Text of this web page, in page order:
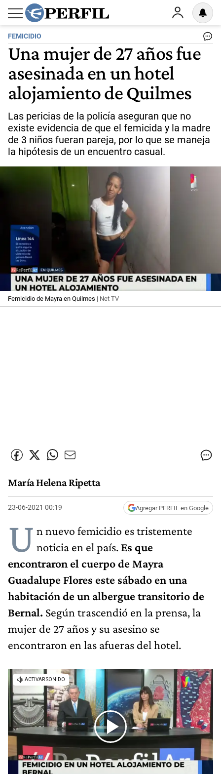
FEMICIDIO
Una mujer de 27 años fue
asesinada en un hotel
alojamiento de Quilmes
Las pericias de la policía aseguran que no
existe evidencia de que el femicida y la madre
de 3 niños fueran pareja, por lo que se maneja
la hipótesis de un encuentro casual.
Femicidio de Mayra en Quilmes | Net TV
María Helena Ripetta
23-06-2021 00:19 Agregar PERFIL en Google
U n nuevo femicidio es tristemente
noticia en el país. Es que
encontraron el cuerpo de Mayra
Guadalupe Flores este sábado en una
habitación de un albergue transitorio de
Bernal. Según trascendió en la prensa, la
mujer de 27 años y su asesino se
encontraron en las afueras del hotel.